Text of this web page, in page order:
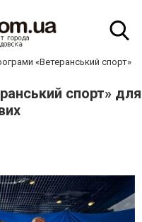
«Ветеранський спорт»
спорт» для